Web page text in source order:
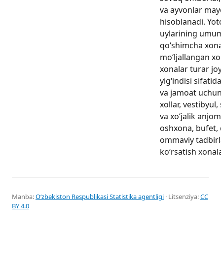
va ayvonlar
hisoblanadi.
uylarining
qo‘shimcha
mo‘ljallangan
xonalar turar
yig‘indisi
va jamoat
xollar,
va xo‘jalik
oshxona, bufet,
ommaviy
ko‘rsatish
Manba:Oʻzbekiston Respublikasi Statistika agentligi · Litsenziya:CC
BY 4.0